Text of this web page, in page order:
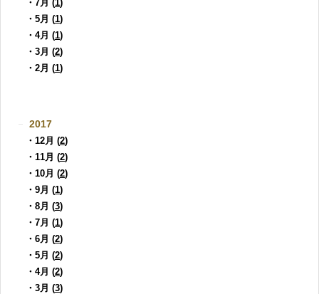
・7月 (1)
・5月 (1)
・4月 (1)
・3月 (2)
・2月 (1)
2017
・12月 (2)
・11月 (2)
・10月 (2)
・9月 (1)
・8月 (3)
・7月 (1)
・6月 (2)
・5月 (2)
・4月 (2)
・3月 (3)